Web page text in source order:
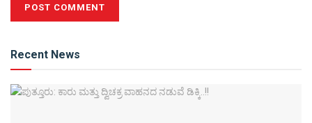
Recent News